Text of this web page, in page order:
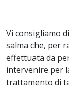
Vi consigliamo
salma che, per
effettuata da
intervenire per
trattamento di